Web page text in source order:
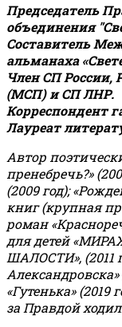
Председатель
объединения
Составитель
альманаха
Член СП России,
(МСП) и СП ЛНР.
Корреспондент
Лауреат
Автор
пренебречь?»
(2009 год);
книг (крупная
роман
для детей
ШАЛОСТИ», (2011
Александровска»
«Гутенька» (2019
за Правдой